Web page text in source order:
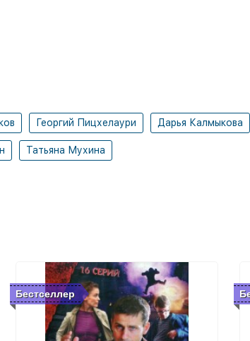
Георгий Пицхелаури Дарья Калмыкова
Татьяна Мухина
Бестселлер